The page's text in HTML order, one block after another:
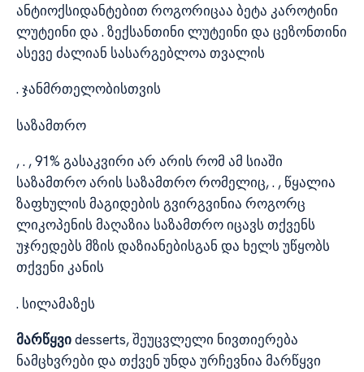
ანტიოქსიდანტებით როგორიცაა ბეტა კაროტინი
ლუტეინი და . ზექსანთინი ლუტეინი და ცეზონთინი
ასევე ძალიან სასარგებლოა თვალის
. ჯანმრთელობისთვის
საზამთრო
, . , 91% გასაკვირი არ არის რომ ამ სიაში
საზამთრო არის საზამთრო რომელიც, . , წყალია
ზაფხულის მაგიდების გვირგვინია როგორც
ლიკოპენის მაღაზია საზამთრო იცავს თქვენს
უჯრედებს მზის დაზიანებისგან და ხელს უწყობს
თქვენი კანის
. სილამაზეს
მარწყვიdesserts, შეუცვლელი ნივთიერება
ნამცხვრები და თქვენ უნდა ურჩევნია მარწყვი